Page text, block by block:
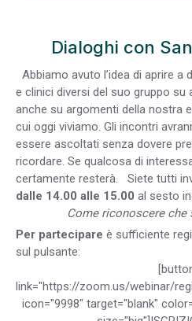
Dialoghi con
Abbiamo avuto l’idea di aprire a
e clinici diversi del suo gruppo su
anche su argomenti della nostra
cui oggi viviamo. Gli incontri
essere ascoltati senza dovere
ricordare. Se qualcosa di
certamente resterà. Siete tutti
dalle 14.00 alle 15.00 al sesto
Come riconoscere
Per partecipare è sufficiente
sul pulsante:
link="https://zoom.us/webinar/
icon="9998" target="blank"